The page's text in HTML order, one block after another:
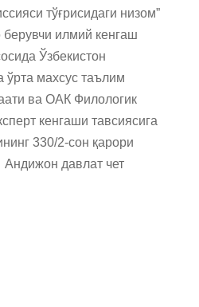
тўғрисидаги низом”
илмий кенгаш
Ўзбекистон
ўрта махсус таълим
ва ОАК Филологик
кенгаши тавсиясига
330/2-сон қарори
давлат чет